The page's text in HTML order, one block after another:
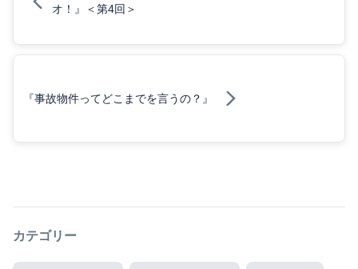
オ！』＜第4回＞
『事故物件ってどこまでを言うの？』
カテゴリー